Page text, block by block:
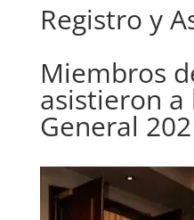
Registro y
Miembros
asistieron a
General